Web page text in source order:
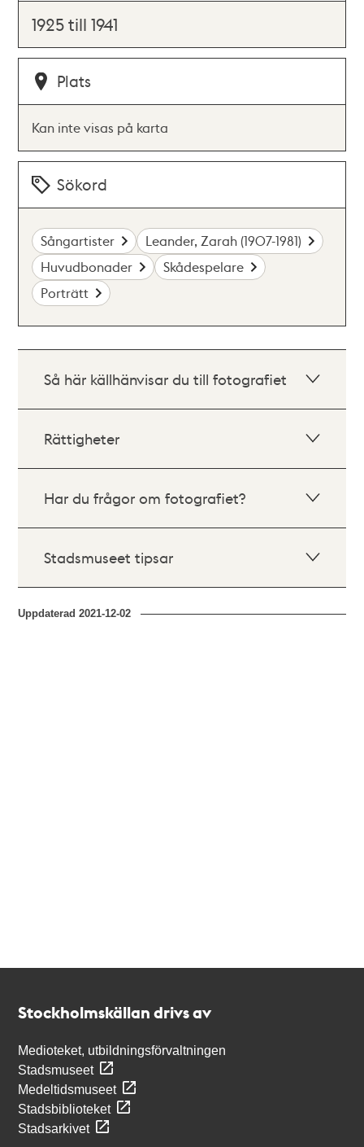
1925 till 1941
Plats
Kan inte visas på karta
Sökord
Sångartister
Leander, Zarah (1907-1981)
Huvudbonader
Skådespelare
Porträtt
Så här källhänvisar du till fotografiet
Rättigheter
Har du frågor om fotografiet?
Stadsmuseet tipsar
Uppdaterad2021-12-02
Stockholmskällan drivs av
Medioteket, utbildningsförvaltningen
Stadsmuseet
Medeltidsmuseet
Stadsbiblioteket
Stadsarkivet